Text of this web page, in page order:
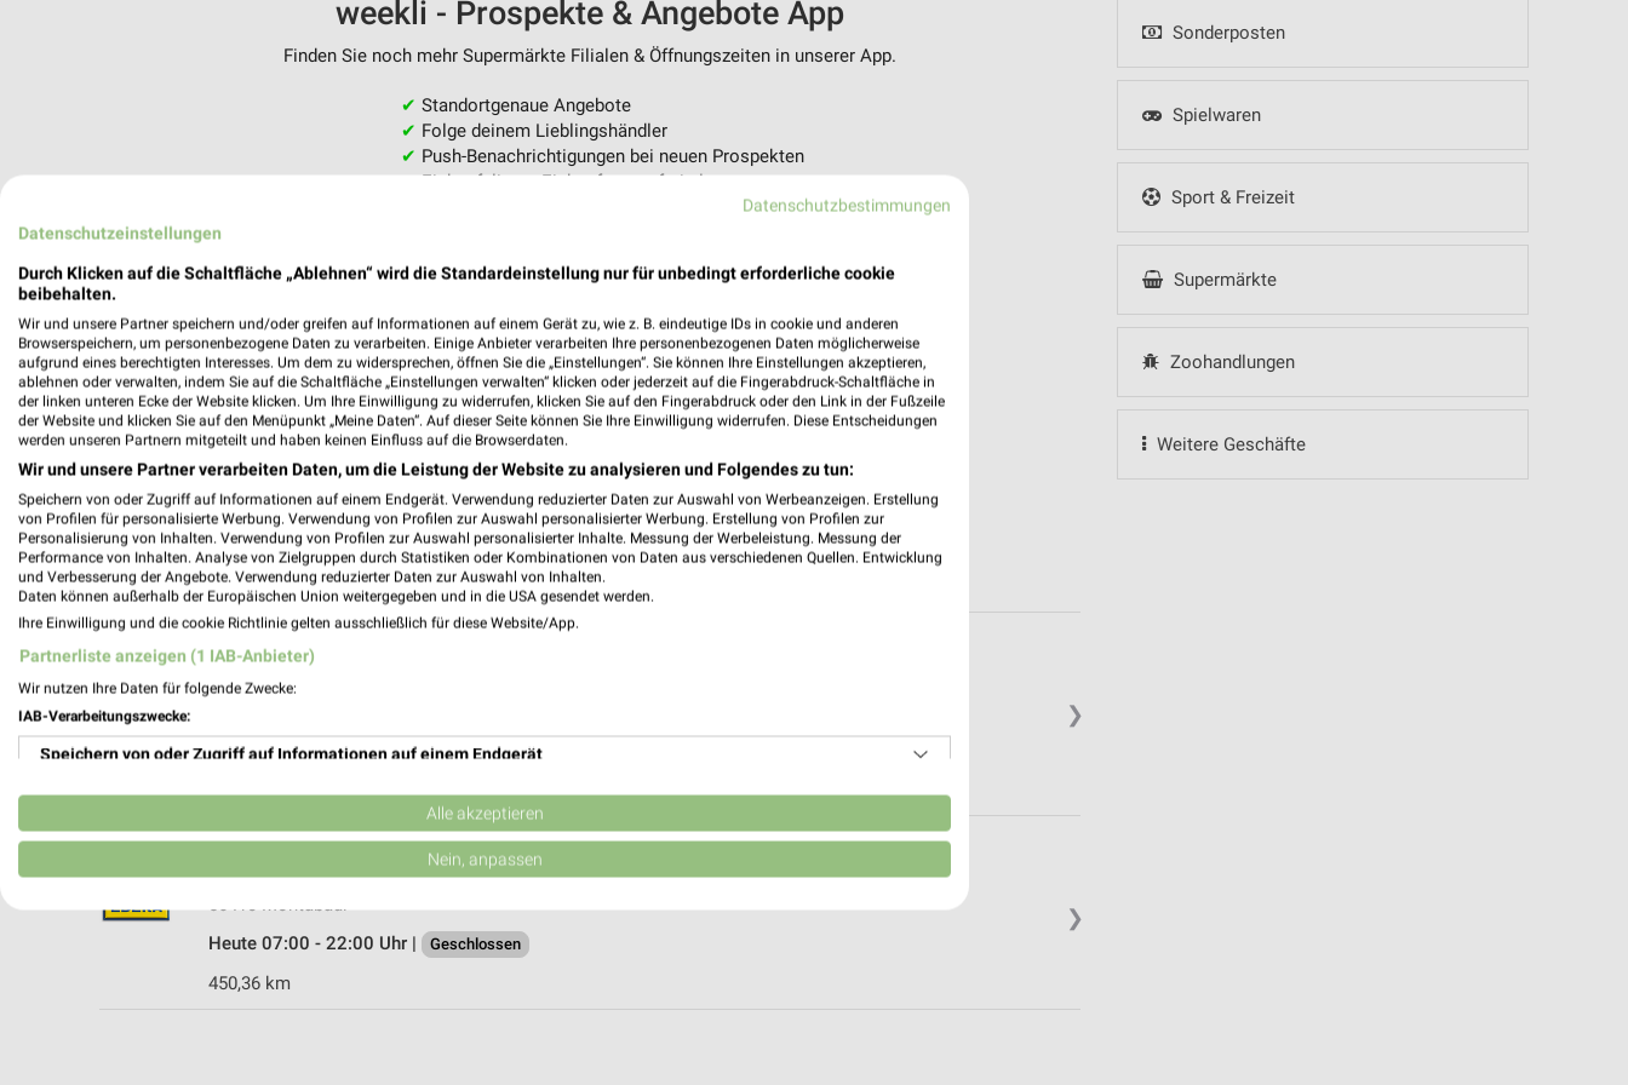
Sonderposten
Spielwaren
Sport & Freizeit
Supermärkte
Zoohandlungen
Weitere Geschäfte
weekli - Prospekte & Angebote App
Finden Sie noch mehr Supermärkte Filialen & Öffnungszeiten in unserer App.
✔ Standortgenaue Angebote
✔ Folge deinem Lieblingshändler
✔ Push-Benachrichtigungen bei neuen Prospekten
✔Einkaufsliste - Einkauf stressfrei planen
❯
REWE Montabaur
56410 Montabaur
Heute 07:00 - 20:00 Uhr | Geschlossen
❯
EDEKA Fuhrmann Montabaur
Stauffenbergallee 1
56410 Montabaur
Heute 07:00 - 22:00 Uhr |
Geschlossen
450,36 km
Datenschutzbestimmungen
Datenschutzeinstellungen
Durch Klicken auf die Schaltfläche „Ablehnen“ wird die Standardeinstellung nur für unbedingt erforderliche cookie
beibehalten.
Wir und unsere Partner speichern und/oder greifen auf Informationen auf einem Gerät zu, wie z. B. eindeutige IDs in cookie und anderen
Browserspeichern, um personenbezogene Daten zu verarbeiten. Einige Anbieter verarbeiten Ihre personenbezogenen Daten möglicherweise
aufgrund eines berechtigten Interesses. Um dem zu widersprechen, öffnen Sie die „Einstellungen“. Sie können Ihre Einstellungen akzeptieren,
ablehnen oder verwalten, indem Sie auf die Schaltfläche „Einstellungen verwalten“ klicken oder jederzeit auf die Fingerabdruck-Schaltfläche in
der linken unteren Ecke der Website klicken. Um Ihre Einwilligung zu widerrufen, klicken Sie auf den Fingerabdruck oder den Link in der Fußzeile
der Website und klicken Sie auf den Menüpunkt „Meine Daten“. Auf dieser Seite können Sie Ihre Einwilligung widerrufen. Diese Entscheidungen
werden unseren Partnern mitgeteilt und haben keinen Einfluss auf die Browserdaten.
Wir und unsere Partner verarbeiten Daten, um die Leistung der Website zu analysieren und Folgendes zu tun:
Speichern von oder Zugriff auf Informationen auf einem Endgerät. Verwendung reduzierter Daten zur Auswahl von Werbeanzeigen. Erstellung
von Profilen für personalisierte Werbung. Verwendung von Profilen zur Auswahl personalisierter Werbung. Erstellung von Profilen zur
Personalisierung von Inhalten. Verwendung von Profilen zur Auswahl personalisierter Inhalte. Messung der Werbeleistung. Messung der
Performance von Inhalten. Analyse von Zielgruppen durch Statistiken oder Kombinationen von Daten aus verschiedenen Quellen. Entwicklung
und Verbesserung der Angebote. Verwendung reduzierter Daten zur Auswahl von Inhalten.
Daten können außerhalb der Europäischen Union weitergegeben und in die USA gesendet werden.
Ihre Einwilligung und die cookie Richtlinie gelten ausschließlich für diese Website/App.
Partnerliste anzeigen (1 IAB-Anbieter)
Wir nutzen Ihre Daten für folgende Zwecke:
IAB-Verarbeitungszwecke:
Speichern von oder Zugriff auf Informationen auf einem Endgerät
Verwendung reduzierter Daten zur Auswahl von Werbeanzeigen
Erstellung von Profilen für personalisierte Werbung
Erstellung von Profilen zur Personalisierung von Inhalten
Alle akzeptieren
Nein, anpassen